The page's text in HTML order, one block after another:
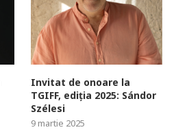
Invitat de onoare la
TGIFF, ediția 2025: Sándor
Szélesi
9 martie 2025